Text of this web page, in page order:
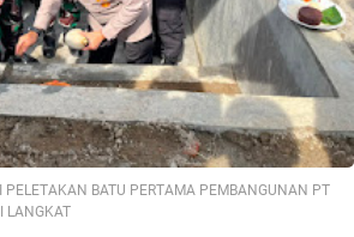
PELETAKAN BATU PERTAMA PEMBANGUNAN PT
LANGKAT